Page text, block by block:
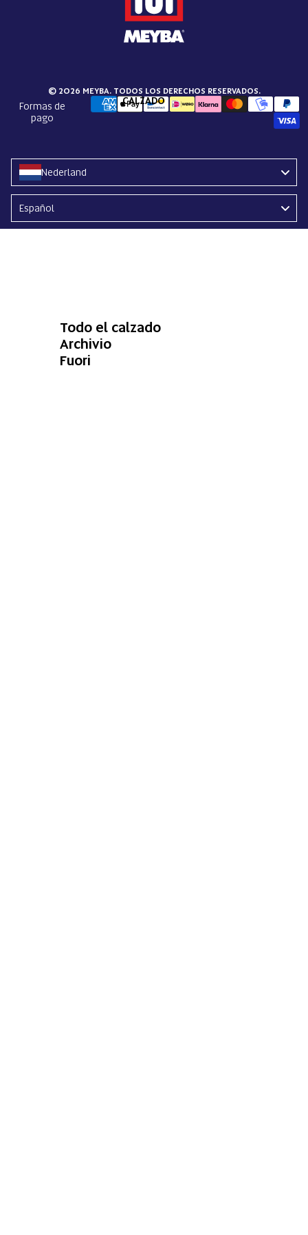
CALZADO
Todo el calzado
Archivio
Fuori
© 2026 MEYBA. TODOS LOS DERECHOS RESERVADOS.
Formas de
pago
Nederland
Español